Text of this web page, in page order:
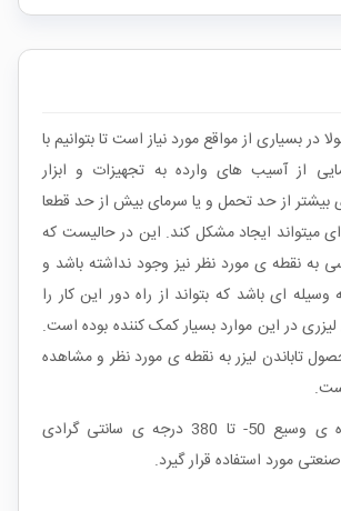
در بسیاری از مواقع مورد نیاز است تا بتوانیم با
از آسیب های وارده به تجهیزات و ابزار
بیشتر از حد تحمل و یا سرمای بیش از حد قطعا
میتواند ایجاد مشکل کند. این در حالیست که
نقطه ی مورد نظر نیز وجود نداشته باشد و
وسیله ای باشد که بتواند از راه دور این کار را
در این موارد بسیار کمک کننده بوده است.
تاباندن لیزر به نقطه ی مورد نظر و مشاهده
این دماسنج با بازه ی وسیع 50- تا 380 درجه ی سانتی گرادی
مورد استفاده قرار گیرد.